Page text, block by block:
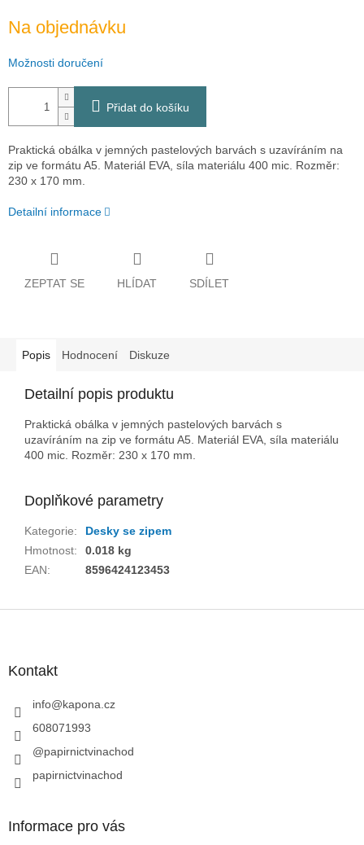
cena:
Na objednávku
Možnosti doručení
Přidat do košíku
Praktická obálka v jemných pastelových barvách s uzavíráním na
zip ve formátu A5. Materiál EVA, síla materiálu 400 mic. Rozměr:
230 x 170 mm.
Detailní informace
ZEPTAT SE HLÍDAT SDÍLET
Popis Hodnocení Diskuze
Detailní popis produktu
Praktická obálka v jemných pastelových barvách s
uzavíráním na zip ve formátu A5. Materiál EVA, síla materiálu
400 mic. Rozměr: 230 x 170 mm.
Doplňkové parametry
Kategorie:
Desky se zipem
Hmotnost:
0.018 kg
EAN: 8596424123453
Kontakt
info@kapona.cz
608071993
@papirnictvinachod
papirnictvinachod
Informace pro vás